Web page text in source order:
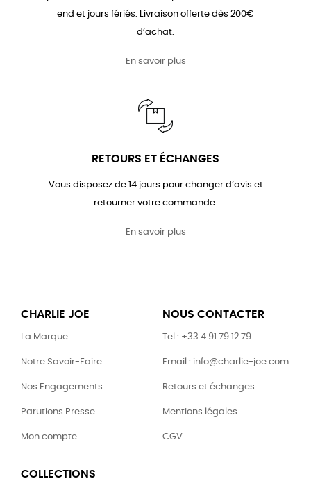
end et jours fériés. Livraison offerte dès 200€
d’achat.
En savoir plus
RETOURS ET ÉCHANGES
Vous disposez de 14 jours pour changer d’avis et
retourner votre commande.
En savoir plus
CHARLIE JOE
La Marque
Notre Savoir-Faire
Nos Engagements
Parutions Presse
Mon compte
NOUS CONTACTER
Tel : +33 4 91 79 12 79
Email : info@charlie-joe.com
Retours et échanges
Mentions légales
CGV
COLLECTIONS